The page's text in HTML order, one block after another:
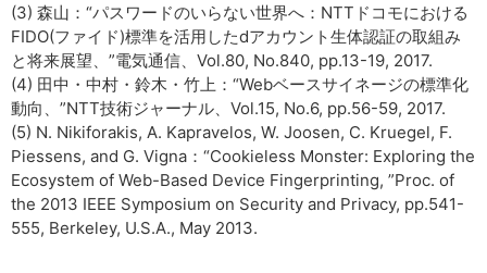
(3) 森山：“パスワードのいらない世界へ：NTTドコモにおける
FIDO(ファイド)標準を活用したdアカウント生体認証の取組み
と将来展望、”電気通信、Vol.80, No.840, pp.13-19, 2017.
(4) 田中・中村・鈴木・竹上：“Webベースサイネージの標準化
動向、”NTT技術ジャーナル、Vol.15, No.6, pp.56-59, 2017.
(5) N. Nikiforakis, A. Kapravelos, W. Joosen, C. Kruegel, F.
Piessens, and G. Vigna：“Cookieless Monster: Exploring the
Ecosystem of Web-Based Device Fingerprinting, ”Proc. of
the 2013 IEEE Symposium on Security and Privacy, pp.541-
555, Berkeley, U.S.A., May 2013.